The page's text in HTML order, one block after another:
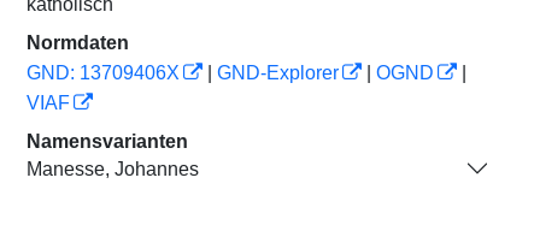
katholisch
Normdaten
GND: 13709406X
GND-Explorer OGND
VIAF
Namensvarianten
Manesse, Johannes